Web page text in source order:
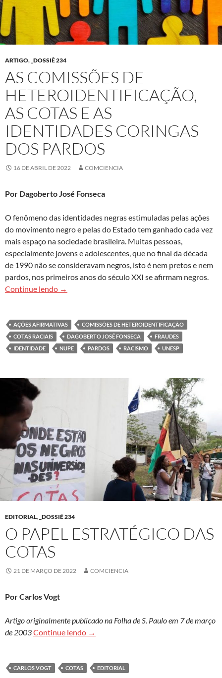
ARTIGO, _DOSSIÊ 234
AS COMISSÕES DE
HETEROIDENTIFICAÇÃO,
AS COTAS E AS
IDENTIDADES CORINGAS
DOS PARDOS
16 DE ABRIL DE 2022 COMCIENCIA
Por Dagoberto José Fonseca
O fenômeno das identidades negras estimuladas pelas ações
do movimento negro e pelas do Estado tem ganhado cada vez
mais espaço na sociedade brasileira. Muitas pessoas,
especialmente jovens e adolescentes, que no final da década
de 1990 não se consideravam negros, isto é nem pretos e nem
pardos, nos primeiros anos do século XXI se afirmam negros.
Continue lendo As comissões de heteroidentificação, as cotas
→
AÇÕES AFIRMATIVAS
COMISSÕES DE HETEROIDENTIFICAÇÃO
COTAS RACIAIS
DAGOBERTO JOSÉ FONSECA
FRAUDES
IDENTIDADE
NUPE PARDOS RACISMO UNESP
EDITORIAL, _DOSSIÊ 234
O PAPEL ESTRATÉGICO DAS
COTAS
21 DE MARÇO DE 2022 COMCIENCIA
Por Carlos Vogt
Artigo originalmente publicado na Folha de S. Paulo em 7 de março
de 2003Continue lendo O papel estratégico das cotas
→
CARLOS VOGT COTAS EDITORIAL